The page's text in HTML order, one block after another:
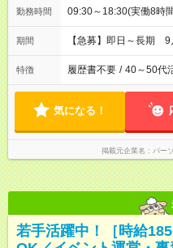
勤務時間 09:30～18:30(実働8時
期間 【急募】即日～長期
特徴 履歴書不要 / 40～50代
気になる！
掲載元企業名 パー
若手活躍中！［時給